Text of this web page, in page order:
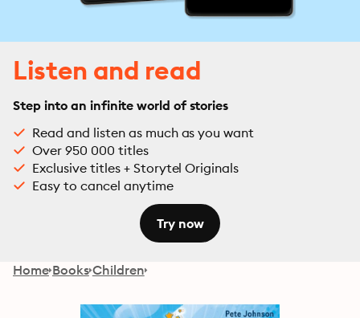
Listen and read
Step into an infinite world of stories
Read and listen as much as you want
Over 950 000 titles
Exclusive titles + Storytel Originals
Easy to cancel anytime
Try now
Home Books Children